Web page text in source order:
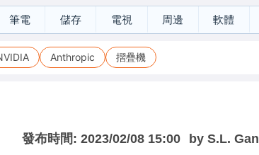
筆電 儲存 電視 周邊 軟體
Anthropic 摺疊機
發布時間: 2023/02/08 15:00 by S.L. Gan